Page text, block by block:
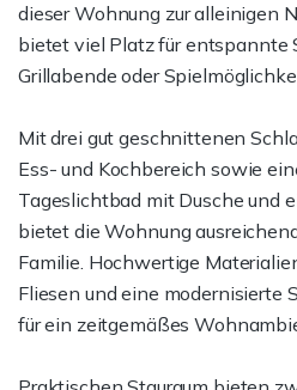
dieser Wohnung zur alleinigen
bietet viel Platz für entspannte
Grillabende oder
Mit drei gut geschnittenen
Ess- und Kochbereich sowie
Tageslichtbad mit Dusche und
bietet die Wohnung
Familie. Hochwertige
Fliesen und eine modernisierte
für ein zeitgemäßes